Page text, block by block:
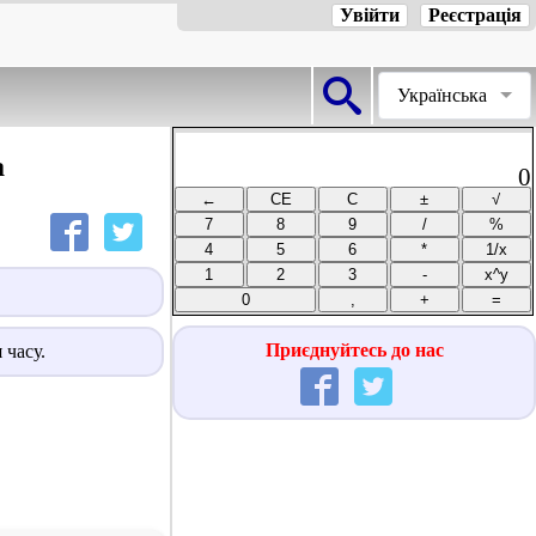
Реєстрація
Увійти
Українська
0
Приєднуйтесь до нас